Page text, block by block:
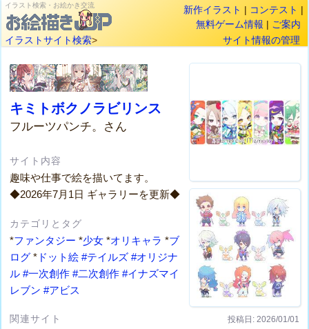
イラスト検索・お絵かき交流 新作イラスト | コンテスト |
無料ゲーム情報 | ご案内
イラストサイト検索> サイト情報の管理
投稿日: 2026/01/01
キミトボクノラビリンス
フルーツパンチ。さん
サイト内容
趣味や仕事で絵を描いてます。
◆2026年7月1日 ギャラリーを更新◆
カテゴリとタグ
*ファンタジー *少女 *オリキャラ *ブ
ログ * ドット絵 #テイルズ #オリジナ
ル #一次創作 #二次創作 #イナズマイ
レブン #アビス
関連サイト